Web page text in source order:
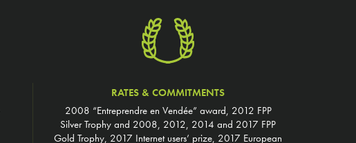
RATES & COMMITMENTS
2008 “Entreprendre en Vendée” award, 2012 FPP
Silver Trophy and 2008, 2012, 2014 and 2017 FPP
Gold Trophy, 2017 Internet users’ prize, 2017 European